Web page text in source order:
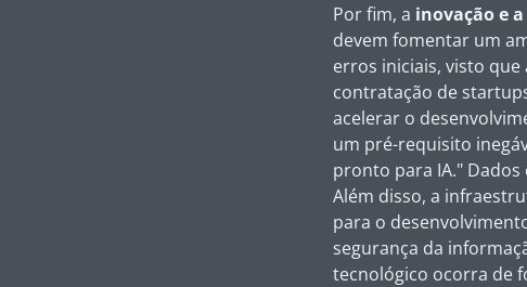
Por fim, a inovação e
devem fomentar um
erros iniciais, visto
contratação de
acelerar o
um pré-requisito
pronto para IA."
Além disso, a
para o
segurança da
tecnológico ocorra de